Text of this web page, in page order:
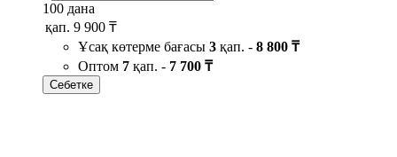
100 дана
қап. 9 900 ₸
Ұсақ көтерме бағасы 3 қап. - 8 800 ₸
Оптом 7 қап. - 7 700 ₸
Себетке